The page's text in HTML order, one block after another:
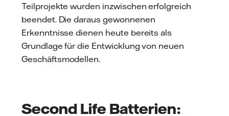
Teilprojekte wurden inzwischen erfolgreich
beendet. Die daraus gewonnenen
Erkenntnisse dienen heute bereits als
Grundlage für die Entwicklung von neuen
Geschäftsmodellen.
Second Life Batterien: